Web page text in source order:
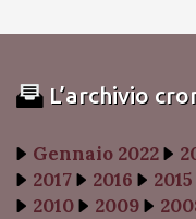
L’archivio
Gennaio 2022
2017
2016 2015
2010
2009